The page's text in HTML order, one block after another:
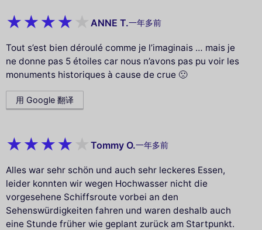
ANNE T.一年多前
Tout s’est bien déroulé comme je l’imaginais … mais je
ne donne pas 5 étoiles car nous n’avons pas pu voir les
monuments historiques à cause de crue 🙁
用 Google 翻译
Tommy O.一年多前
Alles war sehr schön und auch sehr leckeres Essen,
leider konnten wir wegen Hochwasser nicht die
vorgesehene Schiffsroute vorbei an den
Sehenswürdigkeiten fahren und waren deshalb auch
eine Stunde früher wie geplant zurück am Startpunkt.